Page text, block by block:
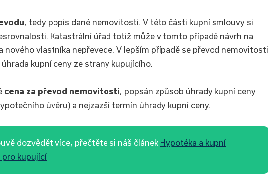
, tedy popis dané nemovitosti. V této části kupní smlouvy si
Katastrální úřad totiž může v tomto případě návrh na
vlastníka nepřevede. V lepším případě se převod nemovitosti
kupní ceny ze strany kupujícího.
cena za převod nemovitosti, popsán způsob úhrady kupní ceny
úvěru) a nejzazší termín úhrady kupní ceny.
dozvědět více, přečtěte si náš článek Hypotéka a kupní
pro kupující